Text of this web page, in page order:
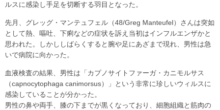
ルスに感染し手足を切断する羽目となった。
先月、グレッグ・マンテュフェル（48/Greg Manteufel）さんは突如
として熱、嘔吐、下痢などの症状を訴え当初はインフルエンザかと
思われた。しかししばらくすると腕や足にあざまで現れ、男性は急
いで病院に向かった。
血液検査の結果、男性は「カプノサイトファーガ・カニモルサス
（capnocytophaga canimorsus）」という非常に珍しいウィルスに
感染していることが分かった。
男性の鼻や両手、膝の下までが黒くなっており、細胞組織と筋肉の